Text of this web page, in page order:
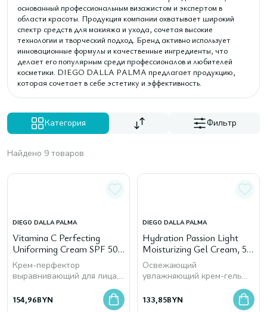
основанный профессиональным визажистом и экспертом в
области красоты. Продукция компании охватывает широкий
спектр средств для макияжа и ухода, сочетая высокие
технологии и творческий подход. Бренд активно использует
инновационные формулы и качественные ингредиенты, что
делает его популярным среди профессионалов и любителей
косметики. DIEGO DALLA PALMA предлагает продукцию,
которая сочетает в себе эстетику и эффективность.
Категория Фильтр
Найдено 9 товаров
DIEGO DALLA PALMA
Vitamina C Perfecting
Uniforming Cream SPF 50,
50 мл
Крем-перфектор
выравнивающий для лица,
154,96BYN
DIEGO DALLA PALMA
Hydration Passion Light
Moisturizing Gel Cream, 50
мл
Освежающий
увлажняющий крем-гель
133,85BYN